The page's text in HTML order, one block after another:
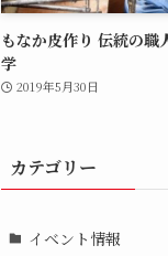
もなか皮作り 伝統の職
学
2019年5月30日
カテゴリー
イベント情報